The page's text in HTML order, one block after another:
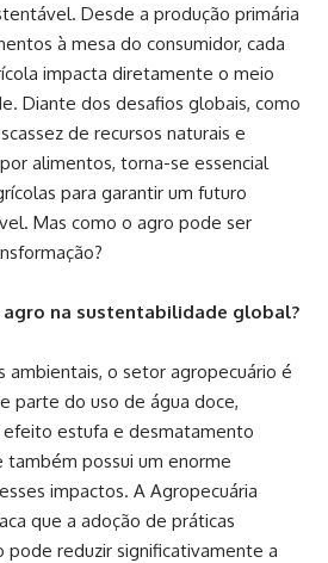
Desde a produção primária
à mesa do consumidor, cada
impacta diretamente o meio
Diante dos desafios globais, como
de recursos naturais e
alimentos, torna-se essencial
para garantir um futuro
Mas como o agro pode ser
na sustentabilidade global?
ambientais, o setor agropecuário é
parte do uso de água doce,
estufa e desmatamento
possui um enorme
impactos. A Agropecuária
que a adoção de práticas
pode reduzir significativamente a